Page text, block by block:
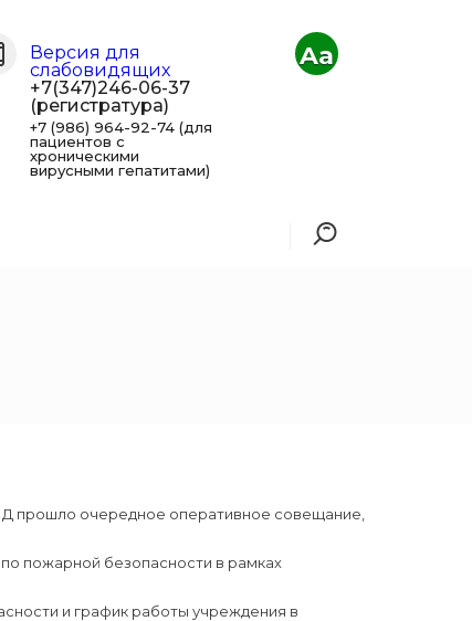
Версия для
слабовидящих
+7(347)246-06-37
(регистратура)
+7 (986) 964-92-74 (для
пациентов с
хроническими
вирусными гепатитами)
Aa
прошло очередное оперативное совещание,
пожарной безопасности в рамках
и график работы учреждения в